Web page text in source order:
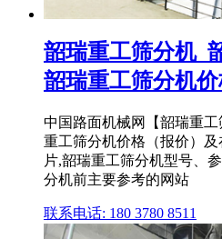
韶瑞重工筛分机_
韶瑞重工筛分机价
中国路面机械网【韶瑞重
重工筛分机价格（报价）
片,韶瑞重工筛分机型号、
分机前主要参考的网站
联系电话: 180 3780 8511